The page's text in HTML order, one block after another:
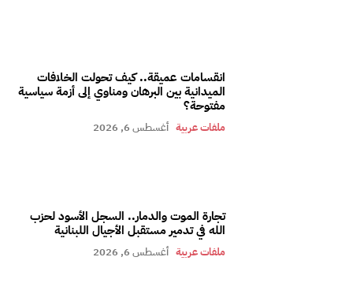
انقسامات عميقة.. كيف تحولت الخلافات
الميدانية بين البرهان ومناوي إلى أزمة سياسية
مفتوحة؟
ملفات عربية أغسطس 6, 2026
تجارة الموت والدمار.. السجل الأسود لحزب
الله في تدمير مستقبل الأجيال اللبنانية
ملفات عربية أغسطس 6, 2026